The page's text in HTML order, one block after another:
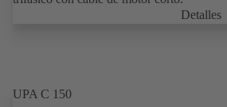
Detalles
UPA C 150